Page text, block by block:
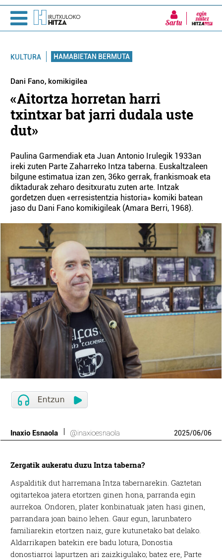
Sartu
KULTURA HAMABIETAN BERMUTA
Dani Fano, komikigilea
«Aitortza horretan harri
txintxar bat jarri dudala uste
dut»
Paulina Garmendiak eta Juan Antonio Irulegik 1933an
ireki zuten Parte Zaharreko Intza taberna. Euskaltzaleen
bilgune estimatua izan zen, 36ko gerrak, frankismoak eta
diktadurak zeharo desitxuratu zuten arte. Intzak
gordetzen duen «erresistentzia historia» komiki batean
jaso du Dani Fano komikigileak (Amara Berri, 1968).
Inaxio Esnaola @inaxioesnaola 2025/06/06
Zergatik aukeratu duzu Intza taberna?
Aspalditik dut harremana Intza tabernarekin. Gaztetan
ogitartekoa jatera etortzen ginen hona, parranda egin
aurrekoa. Ondoren, plater konbinatuak jaten hasi ginen,
parrandara joan baino lehen. Gaur egun, larunbatero
familiarekin etortzen naiz, gure kutunetako bat delako.
Aldarrikapen batekin ere badu lotura, Donostia
donostiarroi lapurtzen ari zaizkigulako; batez ere, Parte